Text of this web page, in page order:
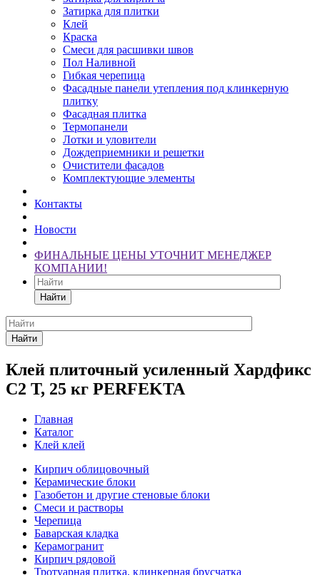
Затирка для плитки
Клей
Краска
Смеси для расшивки швов
Пол Наливной
Гибкая черепица
Фасадные панели утепления под клинкерную
плитку
Фасадная плитка
Термопанели
Лотки и уловители
Дождеприемники и решетки
Очистители фасадов
Комплектующие элементы
Контакты
Новости
ФИНАЛЬНЫЕ ЦЕНЫ УТОЧНИТ МЕНЕДЖЕР
КОМПАНИИ!
Найти
Найти
Клей плиточный усиленный Хардфикс
C2 Т, 25 кг PERFEKTA
Главная
Каталог
Клей клей
Кирпич облицовочный
Керамические блоки
Газобетон и другие стеновые блоки
Смеси и растворы
Черепица
Баварская кладка
Керамогранит
Кирпич рядовой
Тротуарная плитка, клинкерная брусчатка